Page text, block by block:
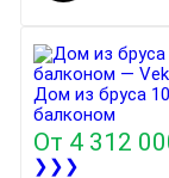
Дом из бруса
балконом
От 4 312
❯❯❯